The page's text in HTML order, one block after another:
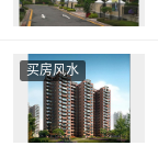
买房风水